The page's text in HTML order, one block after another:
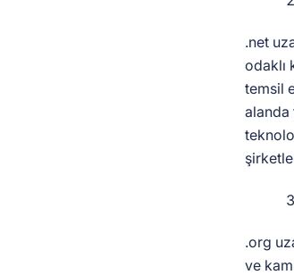
.net
odaklı
temsil
alanda
.org
ve